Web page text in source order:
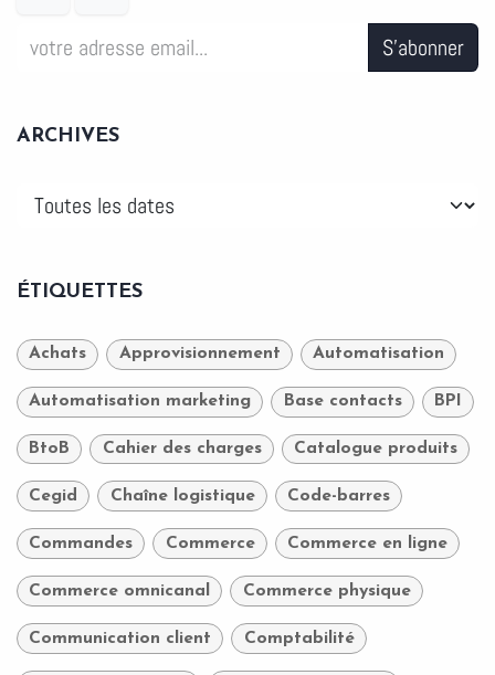
S'abonner
ARCHIVES
ÉTIQUETTES
Achats Approvisionnement Automatisation
Automatisation marketing Base contacts BPI
BtoB Cahier des charges Catalogue produits
Cegid Chaîne logistique Code-barres
Commandes Commerce Commerce en ligne
Commerce omnicanal Commerce physique
Communication client Comptabilité